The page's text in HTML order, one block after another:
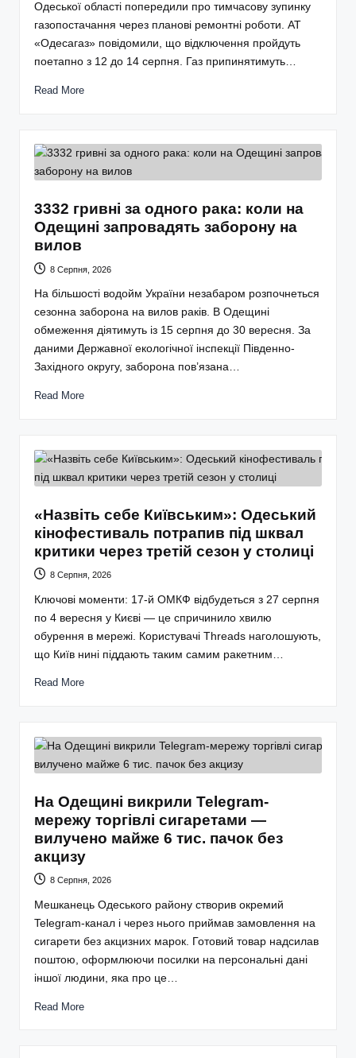
Одеської області попередили про тимчасову зупинку
газопостачання через планові ремонтні роботи. АТ
«Одесагаз» повідомили, що відключення пройдуть
поетапно з 12 до 14 серпня. Газ припинятимуть…
Read More
3332 гривні за одного рака: коли на
Одещині запровадять заборону на
вилов
8 Серпня, 2026
На більшості водойм України незабаром розпочнеться
сезонна заборона на вилов раків. В Одещині
обмеження діятимуть із 15 серпня до 30 вересня. За
даними Державної екологічної інспекції Південно-
Західного округу, заборона пов’язана…
Read More
«Назвіть себе Київським»: Одеський
кінофестиваль потрапив під шквал
критики через третій сезон у столиці
8 Серпня, 2026
Ключові моменти: 17-й ОМКФ відбудеться з 27 серпня
по 4 вересня у Києві — це спричинило хвилю
обурення в мережі. Користувачі Threads наголошують,
що Київ нині піддають таким самим ракетним…
Read More
На Одещині викрили Telegram-
мережу торгівлі сигаретами —
вилучено майже 6 тис. пачок без
акцизу
8 Серпня, 2026
Мешканець Одеського району створив окремий
Telegram-канал і через нього приймав замовлення на
сигарети без акцизних марок. Готовий товар надсилав
поштою, оформлюючи посилки на персональні дані
іншої людини, яка про це…
Read More